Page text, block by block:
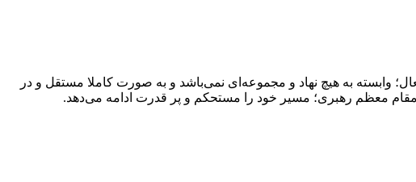
وابسته به هیچ نهاد و مجموعه‌ای نمی‌‌باشد و به صورت کاملا مستقل و در
مقام معظم رهبری؛ مسیر خود را مستحکم و پر قدرت ادامه می‌دهد.